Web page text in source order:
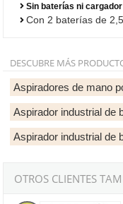
Sin baterías ni cargador
Con 2 baterías de
DESCUBRE MÁS
Aspiradores de mano
Aspirador industrial de
Aspirador industrial de
OTROS CLIENTES
Makita DCL281FZ -